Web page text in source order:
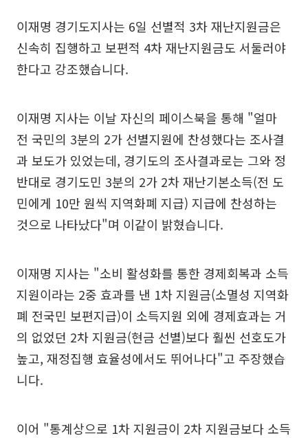
이재명 경기도지사는 6일 선별적 3차 재난지원금은
신속히 집행하고 보편적 4차 재난지원금도 서둘러야
한다고 강조했습니다.
이재명 지사는 이날 자신의 페이스북을 통해 "얼마
전 국민의 3분의 2가 선별지원에 찬성했다는 조사결
과 보도가 있었는데, 경기도의 조사결과로는 그와 정
반대로 경기도민 3분의 2가 2차 재난기본소득(전 도
민에게 10만 원씩 지역화폐 지급) 지급에 찬성하는
것으로 나타났다"며 이같이 밝혔습니다.
이재명 지사는 "소비 활성화를 통한 경제회복과 소득
지원이라는 2중 효과를 낸 1차 지원금(소멸성 지역화
폐 전국민 보편지급)이 소득지원 외에 경제효과는 거
의 없었던 2차 지원금(현금 선별)보다 훨씬 선호도가
높고, 재정집행 효율성에서도 뛰어나다"고 주장했습
니다.
이어 "통계상으로 1차 지원금이 2차 지원금보다 소득